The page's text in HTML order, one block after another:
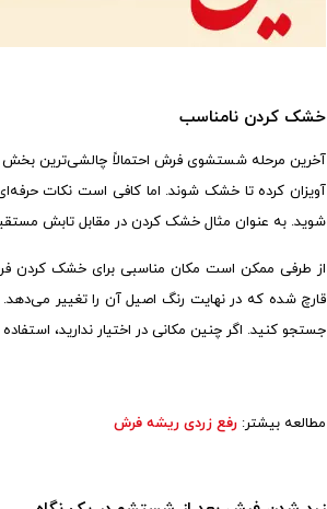
خشک کردن نامناسب
آخرین مرحله شستشوی فرش احتمالاً چالشی‌ترین بخش
آویزان کرده تا خشک شوند. اما کافی است نکات
شوید. به عنوان مثال خشک کردن در مقابل تابش
از طرفی ممکن است مکان مناسبی برای خشک کردن
قارچ شده که در نهایت رنگ اصیل آن را تغییر
جستجو کنید. اگر چنین مکانی در اختیار ندارید،
مطالعه بیشتر: رفع زردی ریشه فرش